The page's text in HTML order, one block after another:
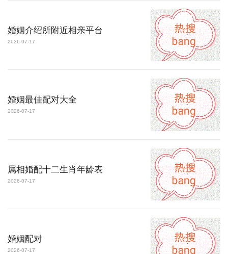
婚姻介绍所附近相亲平台
2026-07-17
婚姻最佳配对大全
2026-07-17
属相婚配十二生肖年龄表
2026-07-17
婚姻配对
2026-07-17